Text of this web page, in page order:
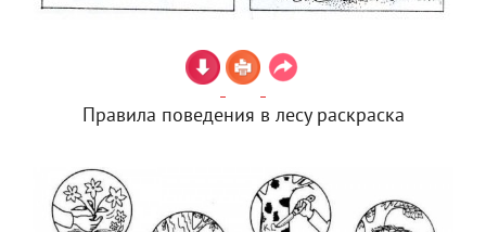
Правила поведения в лесу раскраска